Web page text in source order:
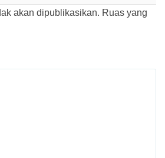
akan dipublikasikan. Ruas yang